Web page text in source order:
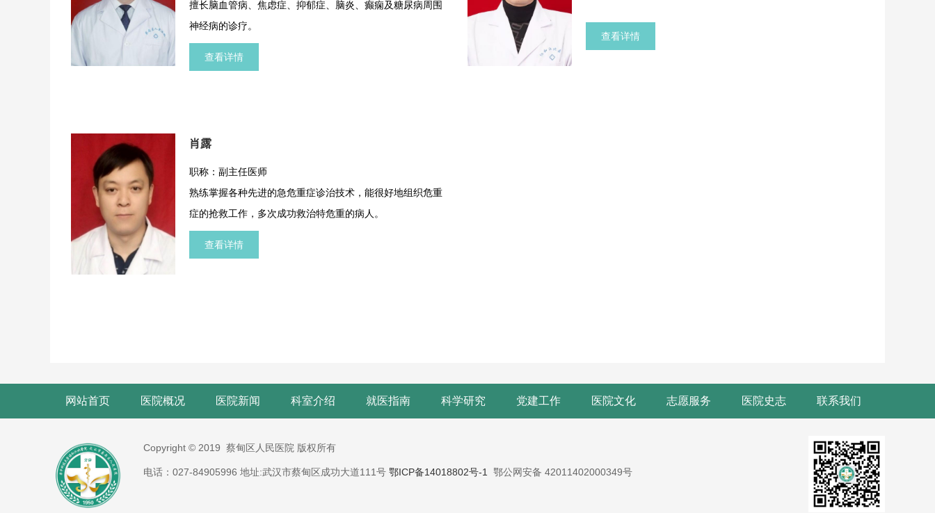
擅长脑血管病、焦虑症、抑郁症、脑炎、癫痫及糖尿病周围
神经病的诊疗。
查看详情
查看详情
肖露
职称：副主任医师
熟练掌握各种先进的急危重症诊治技术，能很好地组织危重
症的抢救工作，多次成功救治特危重的病人。
查看详情
网站首页 医院概况 医院新闻 科室介绍 就医指南 科学研究 党建工作 医院文化 志愿服务 医院史志 联系我们
Copyright © 2019 蔡甸区人民医院 版权所有
电话：027-84905996 地址:武汉市蔡甸区成功大道111号 鄂ICP备14018802号-1 鄂公网安备 42011402000349号